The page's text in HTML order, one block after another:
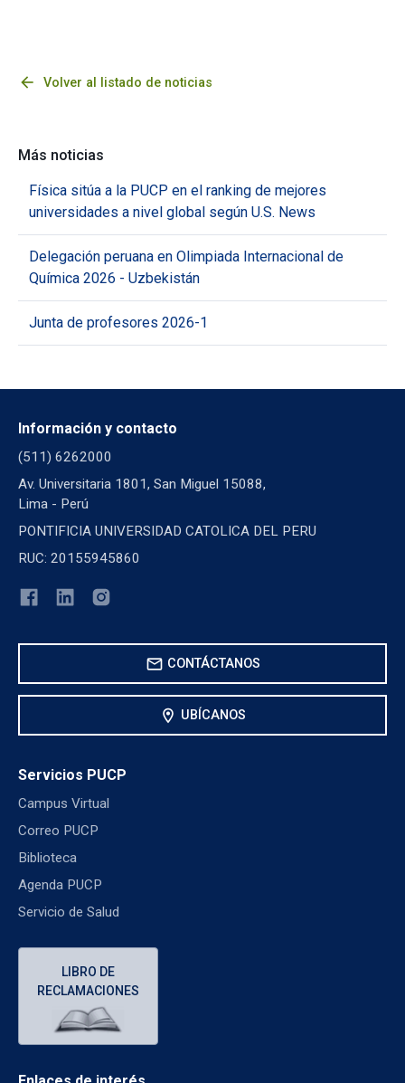
arrow_back Volver al listado de noticias
Más noticias
Física sitúa a la PUCP en el ranking de mejores
universidades a nivel global según U.S. News
Delegación peruana en Olimpiada Internacional de
Química 2026 - Uzbekistán
Junta de profesores 2026-1
Información y contacto
(511) 6262000
Av. Universitaria 1801, San Miguel 15088,
Lima - Perú
PONTIFICIA UNIVERSIDAD CATOLICA DEL PERU
RUC: 20155945860
mail CONTÁCTANOS
location_on UBÍCANOS
Servicios PUCP
Campus Virtual
Correo PUCP
Biblioteca
Agenda PUCP
Servicio de Salud
LIBRO DE
RECLAMACIONES